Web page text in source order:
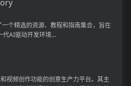
个精选的资源、教程和指南集合，旨在
AI驱动开发环境...
视频创作功能的创意生产力平台。其主